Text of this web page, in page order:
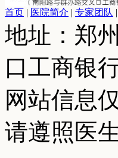
首页 | 医院简介 | 专家团队 |
地址：郑
口工商银
网站信息
请遵照医